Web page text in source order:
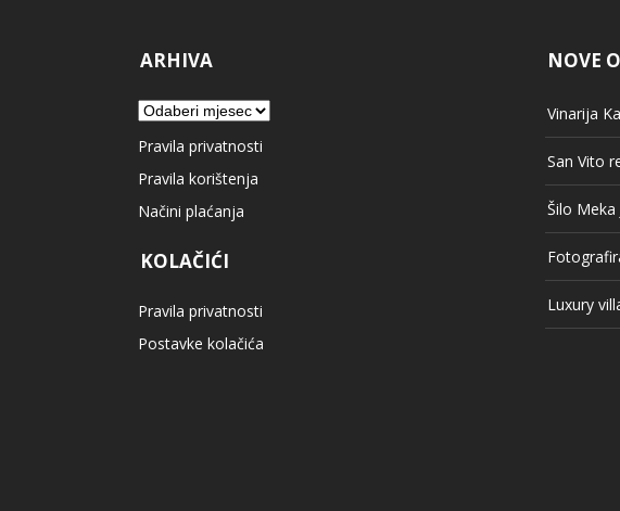
ARHIVA
Arhiva
Pravila privatnosti
Pravila korištenja
Načini plaćanja
KOLAČIĆI
Pravila privatnosti
Postavke kolačića
NOVE
Vinarija
San Vito
Šilo Meka
Luxury